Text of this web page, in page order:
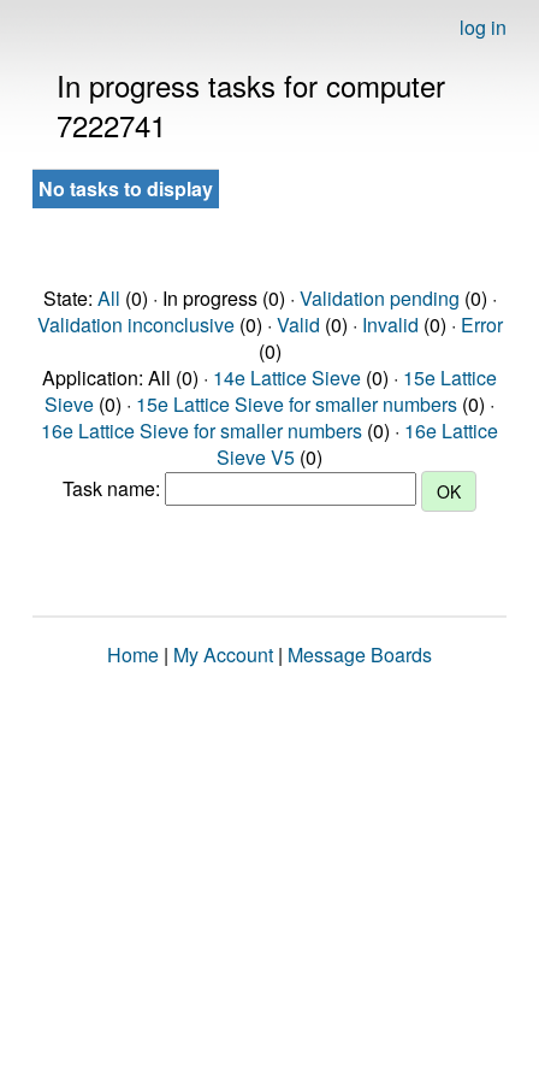
log in
In progress tasks for computer
7222741
No tasks to display
State: All (0) · In progress (0) · Validation pending (0) ·
Validation inconclusive(0) · Valid (0) · Invalid (0) · Error
(0)
Application: All (0) · 14e Lattice Sieve (0) · 15e Lattice
Sieve (0) · 15e Lattice Sieve for smaller numbers (0) ·
16e Lattice Sieve for smaller numbers (0) · 16e Lattice
Sieve V5 (0)
Task name:
Home | My Account | Message Boards